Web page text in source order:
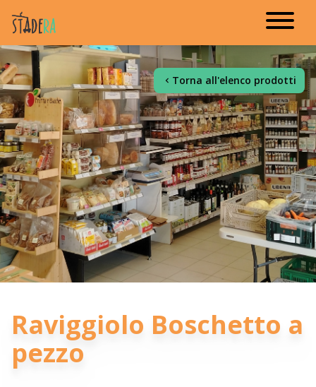
Torna all'elenco prodotti
Raviggiolo Boschetto a
pezzo